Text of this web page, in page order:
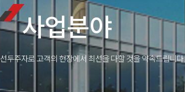
사업분야
두주자로 고객의 현장에서 최선을 다할 것을 약속드립니다.